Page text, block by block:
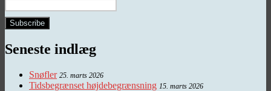
Seneste indlæg
Snøfler 25. marts 2026
Tidsbegrænset højdebegrænsning 15. marts 2026